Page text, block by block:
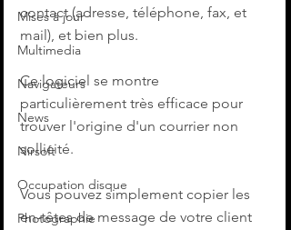
Mises à jour
Multimedia
Navigateurs
News
Nirsoft
Occupation disque
Photographie
contact (adresse, téléphone, fax, et
mail), et bien plus.
Ce logiciel se montre
particulièrement très efficace pour
trouver l'origine d'un courrier non
sollicité.
Vous pouvez simplement copier les
en-têtes de message de votre client